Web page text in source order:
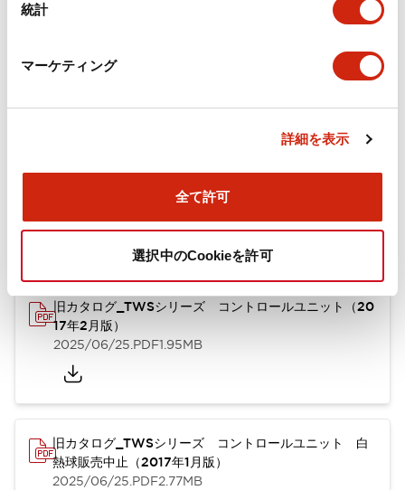
統計
マーケティング
詳細を表示
全て許可
選択中のCookieを許可
旧カタログ_TWSシリーズ コントロールユニット（20
25年4月版）（日本語）
2.37MB
旧カタログ_TWSシリーズ コントロールユニット（20
17年2月版）
2025/06/25.PDF1.95MB
旧カタログ_TWSシリーズ コントロールユニット 白
熱球販売中止（2017年1月版）
2025/06/25.PDF2.77MB